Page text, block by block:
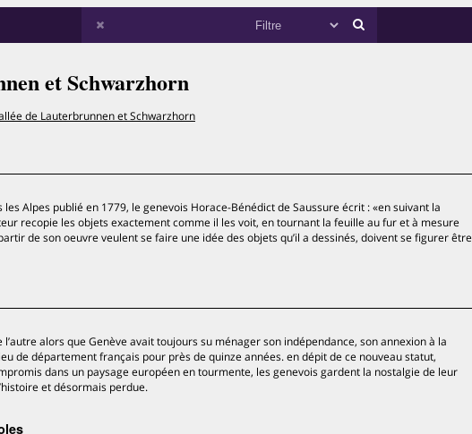
et Schwarzhorn
de Lauterbrunnen et Schwarzhorn
les Alpes publié en 1779, le genevois Horace-Bénédict de Saussure écrit : «en suivant la
recopie les objets exactement comme il les voit, en tournant la feuille au fur et à mesure
de son oeuvre veulent se faire une idée des objets qu’il a dessinés, doivent se figurer être
alors que Genève avait toujours su ménager son indépendance, son annexion à la
de département français pour près de quinze années. en dépit de ce nouveau statut,
dans un paysage européen en tourmente, les genevois gardent la nostalgie de leur
et désormais perdue.